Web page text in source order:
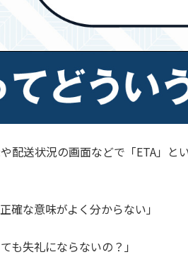
配送状況の画面などで「ETA」と
確な意味がよく分からない」
も失礼にならないの？」